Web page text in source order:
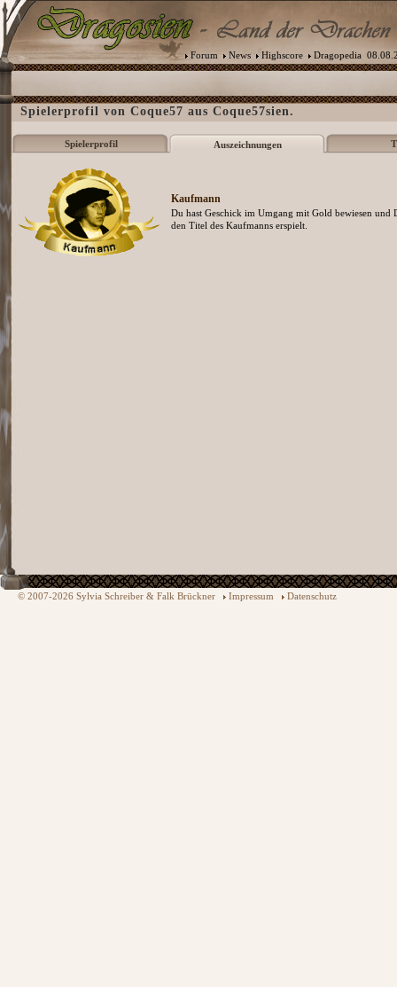
Forum News Highscore Dragopedia
Spielerprofil von Coque57 aus Coque57sien.
Spielerprofil Auszeichnungen
Kaufmann
Du hast Geschick im Umgang mit Gold bewiesen und
den Titel des Kaufmanns erspielt.
© 2007-2026 Sylvia Schreiber & Falk Brückner Impressum Datenschutz